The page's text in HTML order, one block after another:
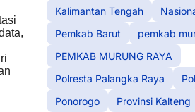
Kalimantan Tengah
Pemkab Barut
pemkab
PEMKAB MURUNG RAYA
Polresta Palangka Raya
Ponorogo
Provinsi Kalteng